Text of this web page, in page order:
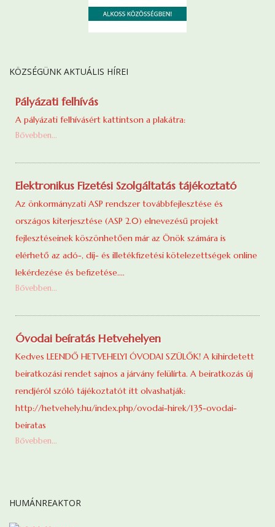
KÖZSÉGÜNK AKTUÁLIS HÍREI
Pályázati felhívás
A pályázati felhívásért kattintson a plakátra:
Bővebben...
Elektronikus Fizetési Szolgáltatás tájékoztató
Az önkormányzati ASP rendszer továbbfejlesztése és
országos kiterjesztése (ASP 2.0) elnevezésű projekt
fejlesztéseinek köszönhetően már az Önök számára is
elérhető az adó-, díj- és illetékfizetési kötelezettségek online
lekérdezése és befizetése....
Bővebben...
Óvodai beíratás Hetvehelyen
Kedves LEENDŐ HETVEHELYI ÓVODAI SZÜLŐK! A kihirdetett
beiratkozási rendet sajnos a járvány felülírta. A beiratkozás új
rendjéról szóló tájékoztatót itt olvashatják:
http://hetvehely.hu/index.php/ovodai-hirek/135-ovodai-
beiratas
Bővebben...
HUMÁNREAKTOR